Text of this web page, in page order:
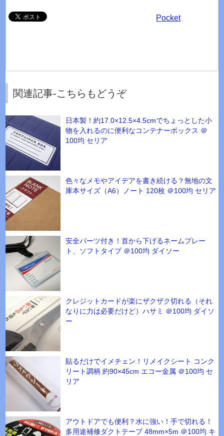
Pocket
関連記事-こちらもどうぞ
日本製！約17.0×12.5×4.5cmでちょっとした小
物を入れるのに便利なコンテナーボックス ＠
100均 セリア
色々なメモやアイデアを書き続ける？無地の文
庫本サイズ（A6）ノート 120枚 ＠100均 セリア
安全パーツ付き！首から下げるネームプレー
ト、ソフトタイプ ＠100均 ダイソー
クレジットカードが楽にザクザク切れる（それ
なりに力は必要だけど）ハサミ ＠100均 ダイソ
ー
貼るだけでイメチェン！リメイクシート コンク
リート調柄 約90×45cm エコー金属 ＠100均 セ
リア
アウトドアでも便利？水に強い！手で切れる！
多用途補修ダクトテープ 48mm×5m ＠100均 キ